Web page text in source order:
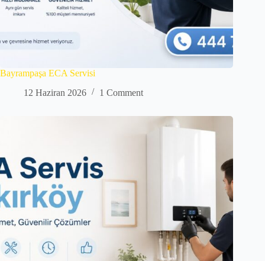
Bayrampaşa ECA Servisi
12 Haziran 2026
1 Comment